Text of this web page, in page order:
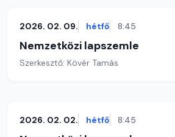
2026. 02. 09. hétfő 8:45
Nemzetközi lapszemle
Szerkesztő: Kövér Tamás
2026. 02. 02. hétfő 8:45